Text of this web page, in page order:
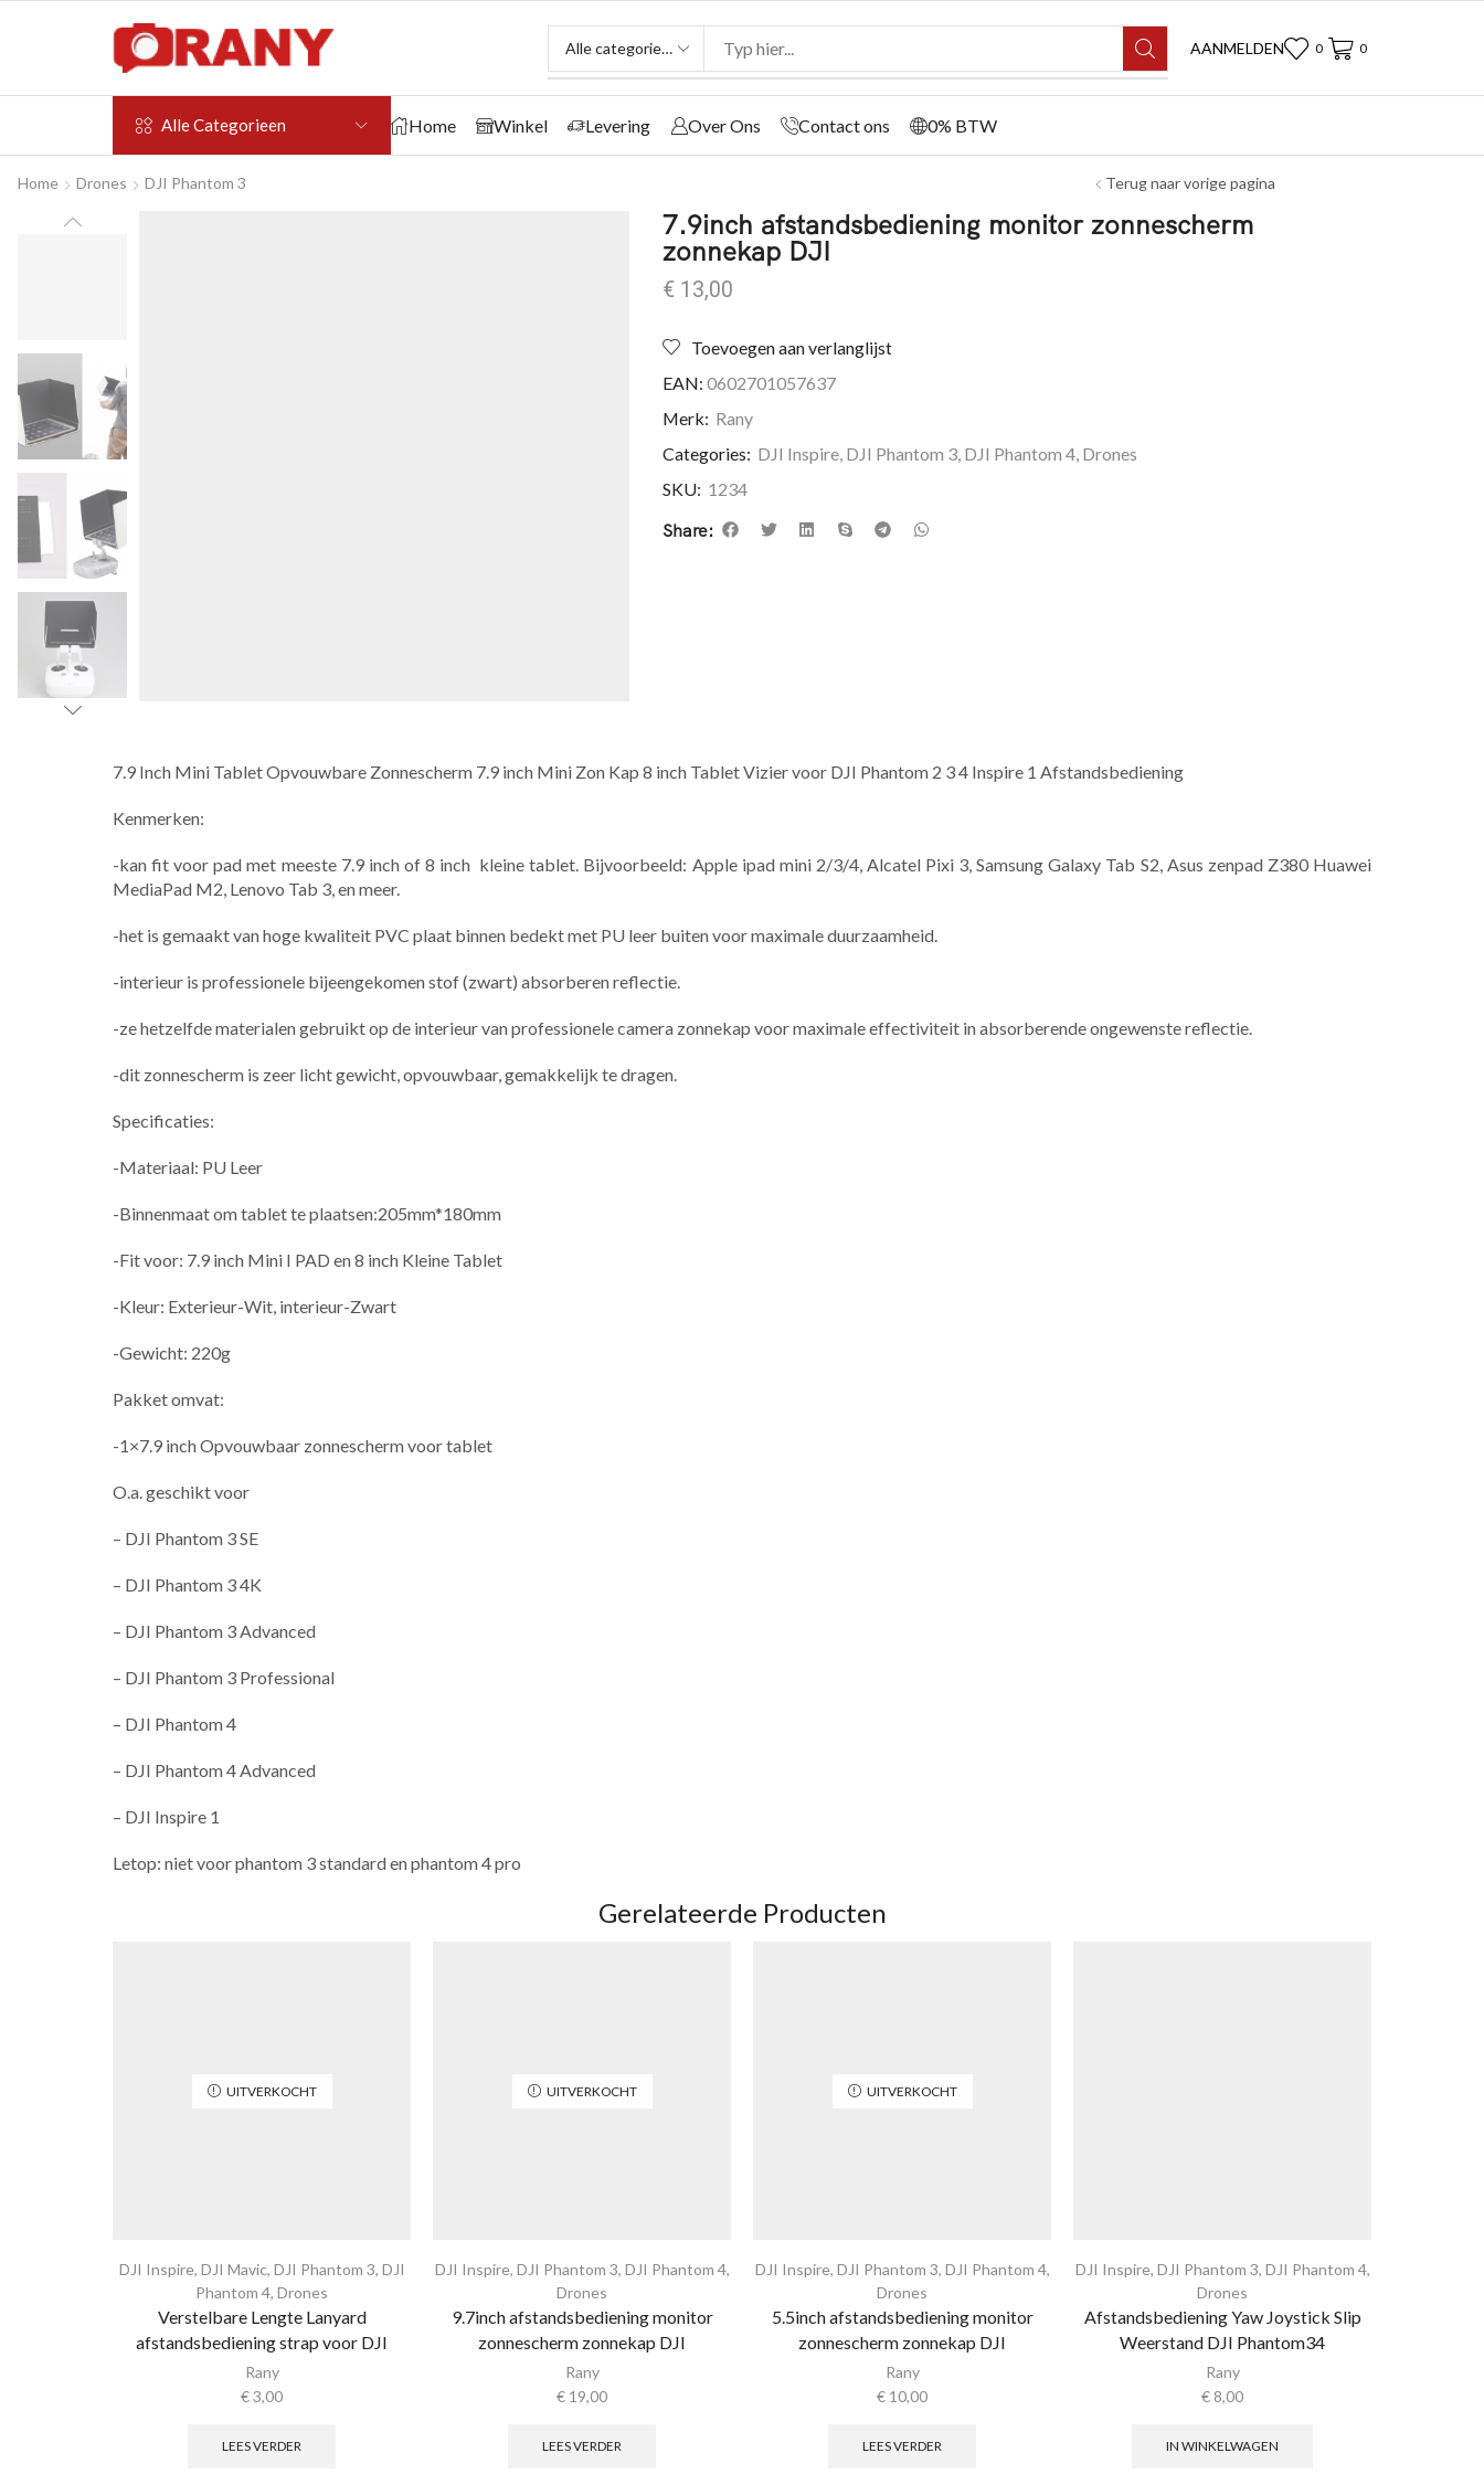
AANMELDEN 0 0
Alle Categorieen Home Winkel Levering Over Ons Contact ons 0% BTW
Home Drones DJI Phantom 3 Terug naar vorige pagina
7.9inch afstandsbediening monitor zonnescherm
zonnekap DJI
€ 13,00
Toevoegen aan verlanglijst
EAN: 0602701057637
Merk: Rany
Categories: DJI Inspire, DJI Phantom 3, DJI Phantom 4, Drones
SKU: 1234
Share:
7.9 Inch Mini Tablet Opvouwbare Zonnescherm 7.9 inch Mini Zon Kap 8 inch Tablet Vizier voor DJI Phantom 2 3 4 Inspire 1 Afstandsbediening
Kenmerken:
-kan fit voor pad met meeste 7.9 inch of 8 inch kleine tablet. Bijvoorbeeld: Apple ipad mini 2/3/4, Alcatel Pixi 3, Samsung Galaxy Tab S2, Asus zenpad Z380 Huawei
MediaPad M2, Lenovo Tab 3, en meer.
-het is gemaakt van hoge kwaliteit PVC plaat binnen bedekt met PU leer buiten voor maximale duurzaamheid.
-interieur is professionele bijeengekomen stof (zwart) absorberen reflectie.
-ze hetzelfde materialen gebruikt op de interieur van professionele camera zonnekap voor maximale effectiviteit in absorberende ongewenste reflectie.
-dit zonnescherm is zeer licht gewicht, opvouwbaar, gemakkelijk te dragen.
Specificaties:
-Materiaal: PU Leer
-Binnenmaat om tablet te plaatsen:205mm*180mm
-Fit voor: 7.9 inch Mini I PAD en 8 inch Kleine Tablet
-Kleur: Exterieur-Wit, interieur-Zwart
-Gewicht: 220g
Pakket omvat:
-1×7.9 inch Opvouwbaar zonnescherm voor tablet
O.a. geschikt voor
– DJI Phantom 3 SE
– DJI Phantom 3 4K
– DJI Phantom 3 Advanced
– DJI Phantom 3 Professional
– DJI Phantom 4
– DJI Phantom 4 Advanced
– DJI Inspire 1
Letop: niet voor phantom 3 standard en phantom 4 pro
Gerelateerde Producten
UITVERKOCHT
DJI Inspire, DJI Mavic, DJI Phantom 3, DJI
Phantom 4, Drones
Verstelbare Lengte Lanyard
afstandsbediening strap voor DJI
Rany
€3,00
LEES VERDER
UITVERKOCHT
DJI Inspire, DJI Phantom 3, DJI Phantom 4,
Drones
9.7inch afstandsbediening monitor
zonnescherm zonnekap DJI
Rany
€ 19,00
LEES VERDER
UITVERKOCHT
DJI Inspire, DJI Phantom 3, DJI Phantom 4,
Drones
5.5inch afstandsbediening monitor
zonnescherm zonnekap DJI
Rany
€ 10,00
LEES VERDER
DJI Inspire, DJI Phantom 3, DJI Phantom 4,
Drones
Afstandsbediening Yaw Joystick Slip
Weerstand DJI Phantom34
Rany
€ 8,00
IN WINKELWAGEN